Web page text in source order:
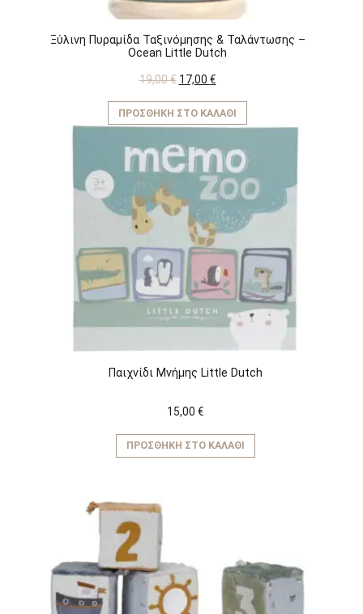
Ξύλινη Πυραμίδα Ταξινόμησης & Ταλάντωσης –
Ocean Little Dutch
19,00€ Original
was:
19,00 €.
17,00 €Η
τιμή
είναι:
17,00 €.
ΠΡΟΣΘΉΚΗ ΣΤΟ ΚΑΛΆΘΙ
Παιχνίδι Μνήμης Little Dutch
15,00 €
ΠΡΟΣΘΉΚΗ ΣΤΟ ΚΑΛΆΘΙ